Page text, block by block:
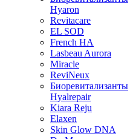
Hyaron
Revitacare
EL SOD
French HA
Lasbeau Aurora
Miracle
ReviNeux
Биоревитализанты
Hyalrepair
Kiara Reju
Elaxen
Skin Glow DNA